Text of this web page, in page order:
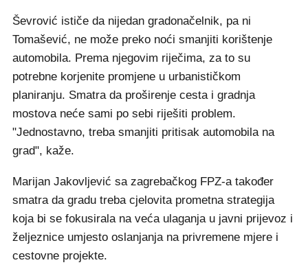
Ševrović ističe da nijedan gradonačelnik, pa ni
Tomašević, ne može preko noći smanjiti korištenje
automobila. Prema njegovim riječima, za to su
potrebne korjenite promjene u urbanističkom
planiranju. Smatra da proširenje cesta i gradnja
mostova neće sami po sebi riješiti problem.
"Jednostavno, treba smanjiti pritisak automobila na
grad", kaže.
Marijan Jakovljević sa zagrebačkog FPZ-a također
smatra da gradu treba cjelovita prometna strategija
koja bi se fokusirala na veća ulaganja u javni prijevoz i
željeznice umjesto oslanjanja na privremene mjere i
cestovne projekte.